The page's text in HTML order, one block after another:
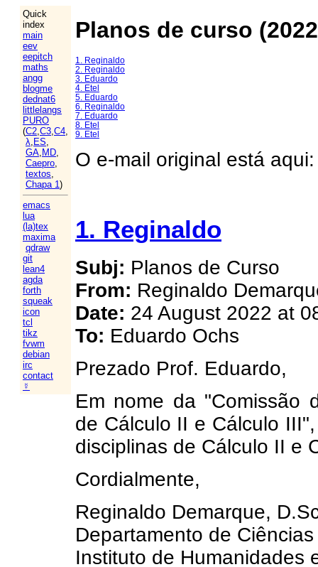
Quick
index
main
eev
eepitch
maths
angg
blogme
dednat6
littlelangs
PURO
(C2,C3,C4,
λ, ES,
GA, MD,
Caepro,
textos,
Chapa 1)
emacs
lua
(la)tex
maxima
qdraw
git
lean4
agda
forth
squeak
icon
tcl
tikz
fvwm
debian
irc
contact
☿
Planos de curso
1. Reginaldo
2. Reginaldo
3. Eduardo
4. Etel
5. Eduardo
6. Reginaldo
7. Eduardo
8. Etel
9. Etel
O e-mail original está
1. Reginaldo
Subj: Planos de Curso
From: Reginaldo
Date: 24 August 2022 at
To: Eduardo Ochs
Prezado Prof. Eduardo,
Em nome da "Comissão
de Cálculo II e Cálculo
disciplinas de Cálculo II e
Cordialmente,
Reginaldo Demarque,
Departamento de
Instituto de Humanidades